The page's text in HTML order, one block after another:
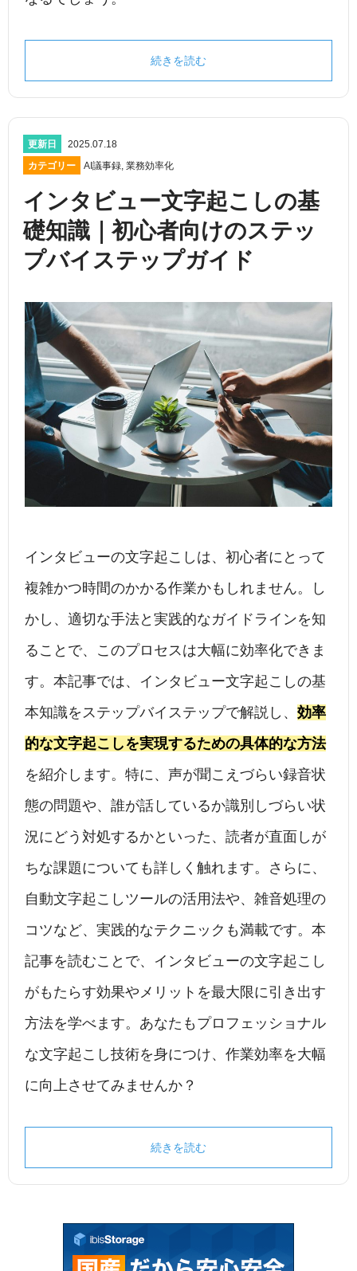
続きを読む
更新日
2025.07.18
カテゴリー
AI議事録 業務効率化
インタビュー文字起こしの基
礎知識｜初心者向けのステッ
プバイステップガイド
インタビューの文字起こしは、初心者にとって
複雑かつ時間のかかる作業かもしれません。し
かし、適切な手法と実践的なガイドラインを知
ることで、このプロセスは大幅に効率化できま
す。本記事では、インタビュー文字起こしの基
本知識をステップバイステップで解説し、 効率
的な文字起こしを実現するための具体的な方法
を紹介します。特に、声が聞こえづらい録音状
態の問題や、誰が話しているか識別しづらい状
況にどう対処するかといった、読者が直面しが
ちな課題についても詳しく触れます。さらに、
自動文字起こしツールの活用法や、雑音処理の
コツなど、実践的なテクニックも満載です。本
記事を読むことで、インタビューの文字起こし
がもたらす効果やメリットを最大限に引き出す
方法を学べます。あなたもプロフェッショナル
な文字起こし技術を身につけ、作業効率を大幅
に向上させてみませんか？
続きを読む